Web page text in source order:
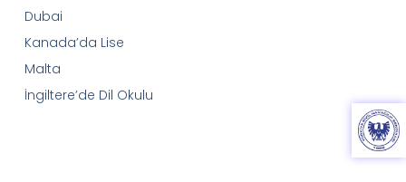
Dubai
Kanada’da Lise
Malta
İngiltere’de Dil Okulu